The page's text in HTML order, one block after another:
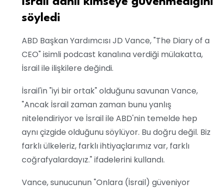
söyledi
ABD Başkan Yardımcısı JD Vance, "The Diary of a
CEO" isimli podcast kanalına verdiği mülakatta,
İsrail ile ilişkilere değindi.
İsrail'in "iyi bir ortak" olduğunu savunan Vance,
"Ancak İsrail zaman zaman bunu yanlış
nitelendiriyor ve İsrail ile ABD'nin temelde hep
aynı çizgide olduğunu söylüyor. Bu doğru değil. Biz
farklı ülkeleriz, farklı ihtiyaçlarımız var, farklı
coğrafyalardayız." ifadelerini kullandı.
Vance, sunucunun "Onlara (İsrail) güveniyor